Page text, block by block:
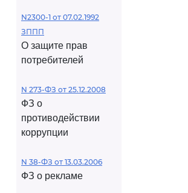
N2300-1 от 07.02.1992
ЗППП
О защите прав
потребителей
N 273-ФЗ от 25.12.2008
ФЗ о
противодействии
коррупции
N 38-ФЗ от 13.03.2006
ФЗ о рекламе